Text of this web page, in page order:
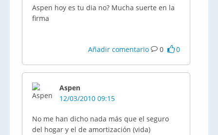
Aspen hoy es tu dia no? Mucha suerte en la
firma
Añadir comentario 0 0
Aspen
12/03/2010 09:15
No me han dicho nada más que el seguro
del hogar y el de amortización (vida)